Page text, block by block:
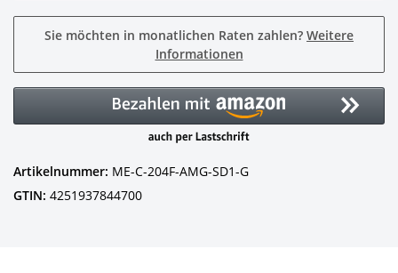
Sie möchten in monatlichen Raten zahlen? Weitere
Informationen
Artikelnummer: ME-C-204F-AMG-SD1-G
GTIN: 4251937844700